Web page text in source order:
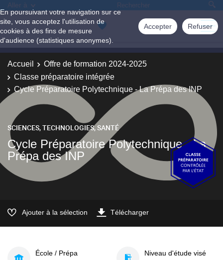
En poursuivant votre navigation sur ce
site, vous acceptez l'utilisation de
cookies à des fins de mesure
d'audience (statistiques anonymes).
Accepter Refuser
Aller à
Accueil
Offre de formation 2024-2025
Classe préparatoire intégrée
Cycle Préparatoire Polytechnique - La Prépa des INP
SCIENCES, TECHNOLOGIES, SANTÉ
Cycle Préparatoire Polytechnique - La
Prépa des INP
Ajouter à la sélection Télécharger
École / Prépa
Niveau d'étude visé